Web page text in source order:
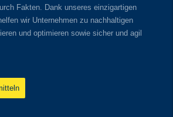
Fakten. Dank unseres einzigartigen
wir Unternehmen zu nachhaltigen
und optimieren sowie sicher und agil